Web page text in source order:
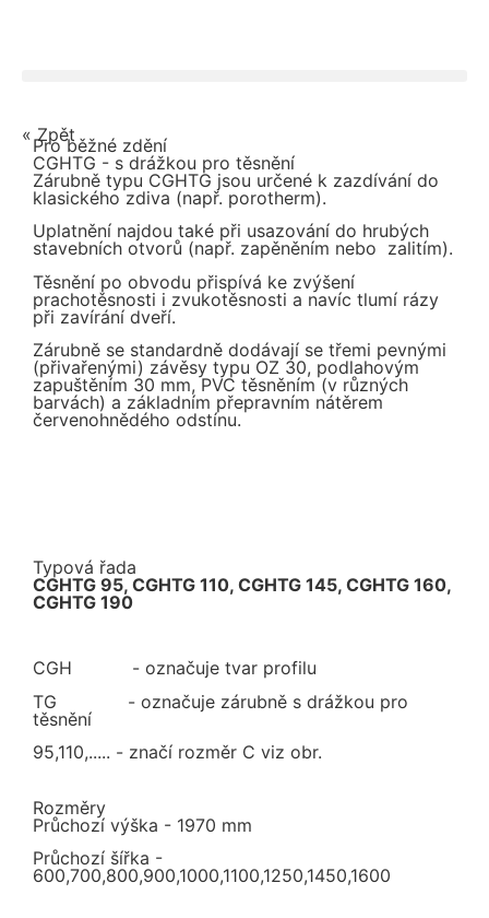
Pro běžné zdění
CGHTG - s drážkou pro těsnění
Zárubně typu CGHTG jsou určené k zazdívání do
klasického zdiva (např. porotherm).
Uplatnění najdou také při usazování do hrubých
stavebních otvorů (např. zapěněním nebo zalitím).
Těsnění po obvodu přispívá ke zvýšení
prachotěsnosti i zvukotěsnosti a navíc tlumí rázy
při zavírání dveří.
Zárubně se standardně dodávají se třemi pevnými
(přivařenými) závěsy typu OZ 30, podlahovým
zapuštěním 30 mm, PVC těsněním (v různých
barvách) a základním přepravním nátěrem
červenohnědého odstínu.
« Zpět
Typová řada
CGHTG 95, CGHTG 110, CGHTG 145, CGHTG 160,
CGHTG 190
CGH - označuje tvar profilu
TG - označuje zárubně s drážkou pro
těsnění
95,110,..... - značí rozměr C viz obr.
Rozměry
Průchozí výška - 1970 mm
Průchozí šířka -
600,700,800,900,1000,1100,1250,1450,1600